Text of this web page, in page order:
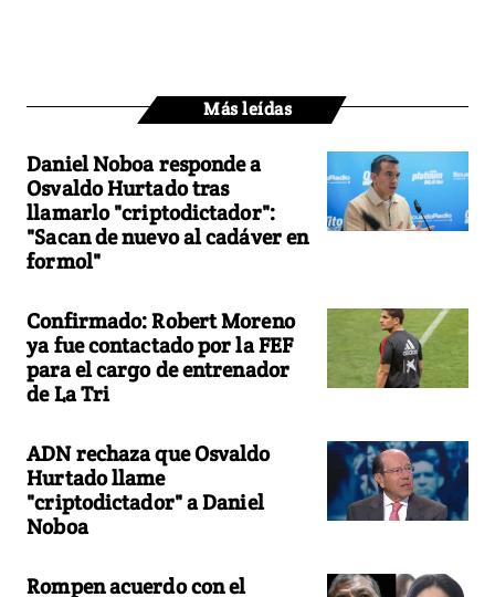
Más leídas
Daniel Noboa responde a
Osvaldo Hurtado tras
llamarlo "criptodictador":
"Sacan de nuevo al cadáver en
formol"
Confirmado: Robert Moreno
ya fue contactado por la FEF
para el cargo de entrenador
de La Tri
ADN rechaza que Osvaldo
Hurtado llame
"criptodictador" a Daniel
Noboa
Rompen acuerdo con el